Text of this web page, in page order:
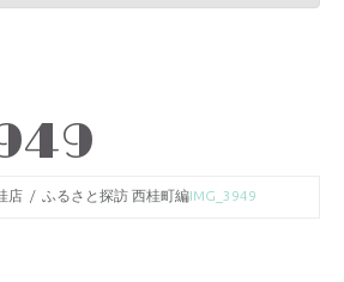
店 ふるさと探訪 西桂町編IMG_3949